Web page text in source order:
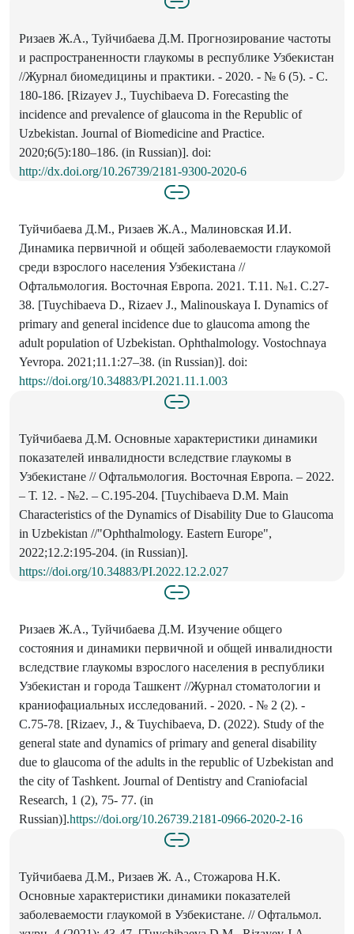
Ризаев Ж.А., Туйчибаева Д.М. Прогнозирование частоты
и распространенности глаукомы в республике Узбекистан
//Журнал биомедицины и практики. - 2020. - № 6 (5). - С.
180-186. [Rizayev J., Tuychibaeva D. Forecasting the
incidence and prevalence of glaucoma in the Republic of
Uzbekistan. Journal of Biomedicine and Practice.
2020;6(5):180–186. (in Russian)]. doi:
http://dx.doi.org/10.26739/2181-9300-2020-6
Туйчибаева Д.М., Ризаев Ж.А., Малиновская И.И.
Динамика первичной и общей заболеваемости глаукомой
среди взрослого населения Узбекистана //
Офтальмология. Восточная Европа. 2021. Т.11. №1. С.27-
38. [Tuychibaeva D., Rizaev J., Malinouskaya I. Dynamics of
primary and general incidence due to glaucoma among the
adult population of Uzbekistan. Ophthalmology. Vostochnaya
Yevropa. 2021;11.1:27–38. (in Russian)]. doi:
https://doi.org/10.34883/PI.2021.11.1.003
Туйчибаева Д.М. Основные характеристики динамики
показателей инвалидности вследствие глаукомы в
Узбекистане // Офтальмология. Восточная Европа. – 2022.
– Т. 12. - №2. – С.195-204. [Tuychibaeva D.M. Main
Characteristics of the Dynamics of Disability Due to Glaucoma
in Uzbekistan //"Ophthalmology. Eastern Europe",
2022;12.2:195-204. (in Russian)].
https://doi.org/10.34883/PI.2022.12.2.027
Ризаев Ж.А., Туйчибаева Д.М. Изучение общего
состояния и динамики первичной и общей инвалидности
вследствие глаукомы взрослого населения в республики
Узбекистан и города Ташкент //Журнал стоматологии и
краниофациальных исследований. - 2020. - № 2 (2). -
С.75-78. [Rizaev, J., & Tuychibaeva, D. (2022). Study of the
general state and dynamics of primary and general disability
due to glaucoma of the adults in the republic of Uzbekistan and
the city of Tashkent. Journal of Dentistry and Craniofacial
Research, 1 (2), 75- 77. (in
Russian)].https://doi.org/10.26739.2181-0966-2020-2-16
Туйчибаева Д.М., Ризаев Ж. А., Стожарова Н.К.
Основные характеристики динамики показателей
заболеваемости глаукомой в Узбекистане. // Офтальмол.